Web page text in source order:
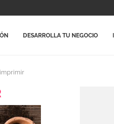
DESARROLLA TU NEGOCIO